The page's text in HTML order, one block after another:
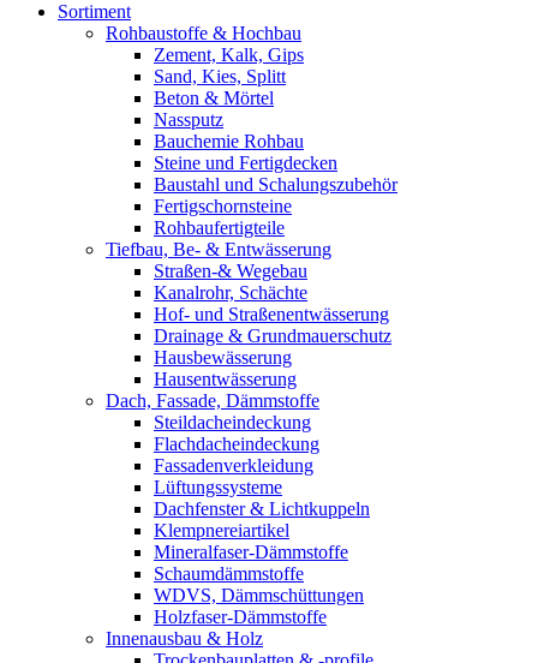
Sortiment
Rohbaustoffe & Hochbau
Zement, Kalk, Gips
Sand, Kies, Splitt
Beton & Mörtel
Nassputz
Bauchemie Rohbau
Steine und Fertigdecken
Baustahl und Schalungszubehör
Fertigschornsteine
Rohbaufertigteile
Tiefbau, Be- & Entwässerung
Straßen-& Wegebau
Kanalrohr, Schächte
Hof- und Straßenentwässerung
Drainage & Grundmauerschutz
Hausbewässerung
Hausentwässerung
Dach, Fassade, Dämmstoffe
Steildacheindeckung
Flachdacheindeckung
Fassadenverkleidung
Lüftungssysteme
Dachfenster & Lichtkuppeln
Klempnereiartikel
Mineralfaser-Dämmstoffe
Schaumdämmstoffe
WDVS, Dämmschüttungen
Holzfaser-Dämmstoffe
Innenausbau & Holz